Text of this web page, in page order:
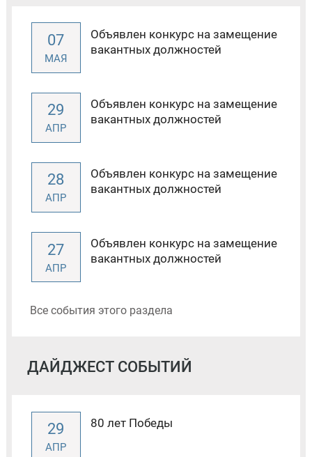
07
МАЯ
Объявлен конкурс на замещение
вакантных должностей
29
АПР
Объявлен конкурс на замещение
вакантных должностей
28
АПР
Объявлен конкурс на замещение
вакантных должностей
27
АПР
Объявлен конкурс на замещение
вакантных должностей
Все события этого раздела
ДАЙДЖЕСТ СОБЫТИЙ
29
АПР
80 лет Победы